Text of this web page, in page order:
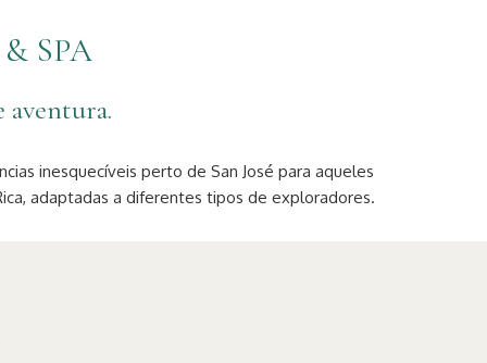
SPA
aventura.
inesquecíveis perto de San José para aqueles
adaptadas a diferentes tipos de exploradores.